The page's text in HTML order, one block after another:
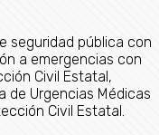
seguridad pública con
a emergencias con
Civil Estatal,
de Urgencias Médicas
Civil Estatal.